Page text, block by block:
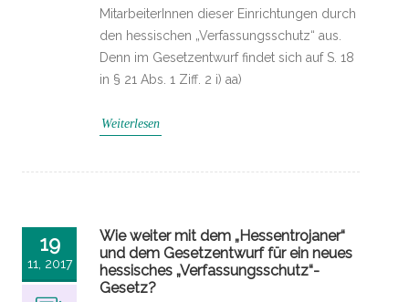
MitarbeiterInnen dieser Einrichtungen durch
den hessischen „Verfassungsschutz“ aus.
Denn im Gesetzentwurf findet sich auf S. 18
in § 21 Abs. 1 Ziff. 2 i) aa)
Weiterlesen
19
11, 2017
Wie weiter mit dem „Hessentrojaner“
und dem Gesetzentwurf für ein neues
hessisches „Verfassungsschutz“-
Gesetz?